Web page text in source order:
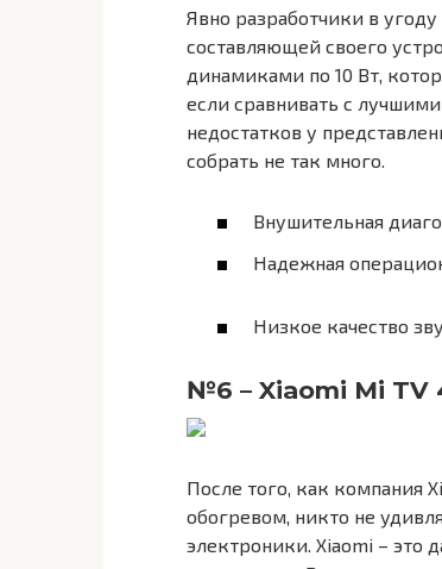
Явно разработчики в
составляющей своего
динамиками по 10 Вт,
если сравнивать с
недостатков у
собрать не так много.
Внушительная
Надежная
Низкое качество
№6 – Xiaomi Mi TV
После того, как компания
обогревом, никто не
электроники. Xiaomi – это